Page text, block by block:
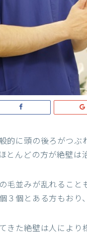
的に頭の後ろがつぶ
とんどの方が絶壁は
毛並みが乱れること
３個とある方もおり
きた絶壁は人によ